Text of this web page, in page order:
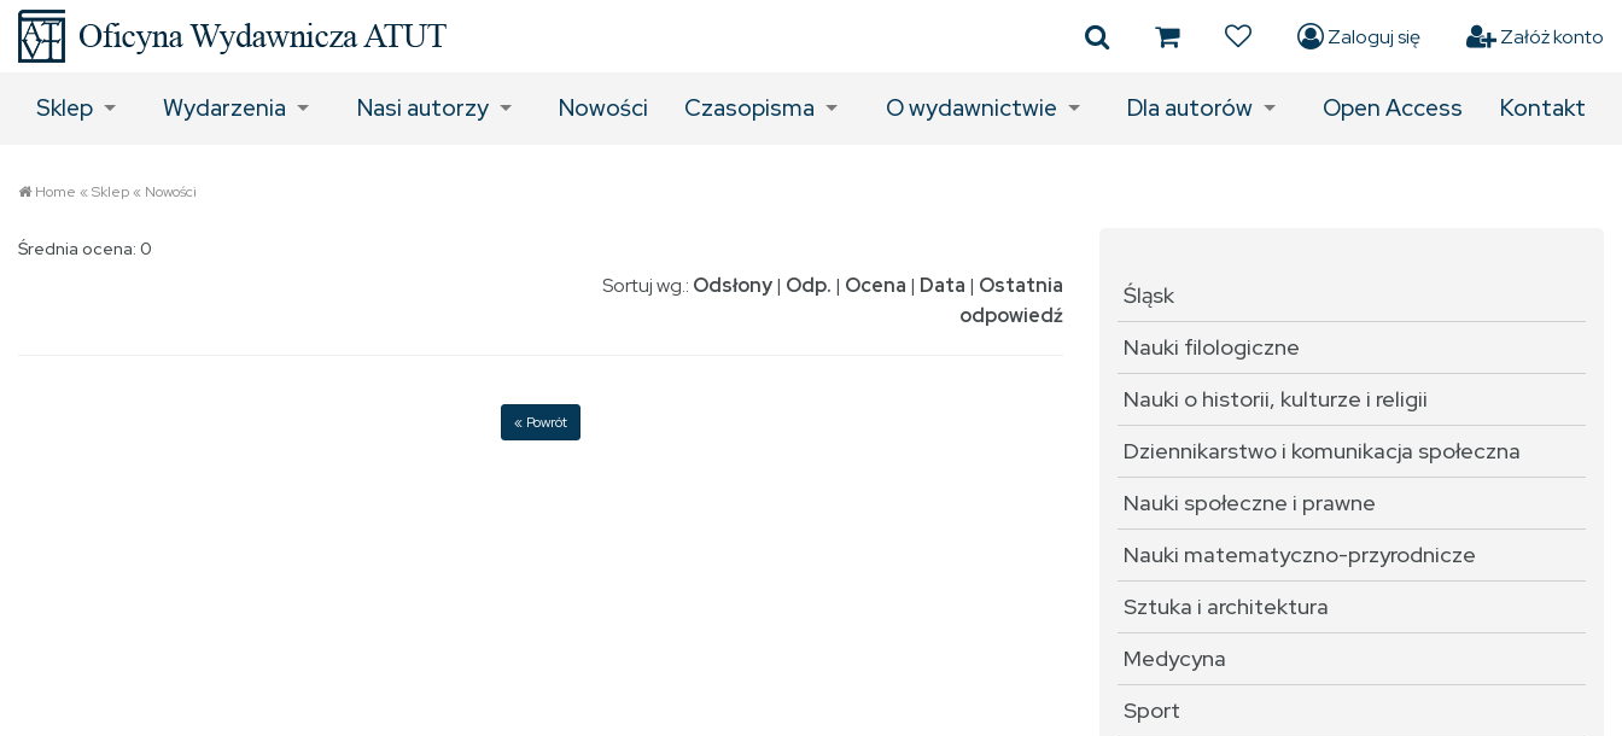
Zaloguj się Załóż konto
Sklep Wydarzenia Nasi autorzy Nowości Czasopisma O wydawnictwie Dla autorów Open Access Kontakt
Home «Sklep« Nowości
Średnia ocena: 0
Sortuj wg.: Odsłony| Odp. | Ocena | Data | Ostatnia
odpowiedź
« Powrót
Śląsk
Nauki filologiczne
Nauki o historii, kulturze i religii
Dziennikarstwo i komunikacja społeczna
Nauki społeczne i prawne
Nauki matematyczno-przyrodnicze
Sztuka i architektura
Medycyna
Sport